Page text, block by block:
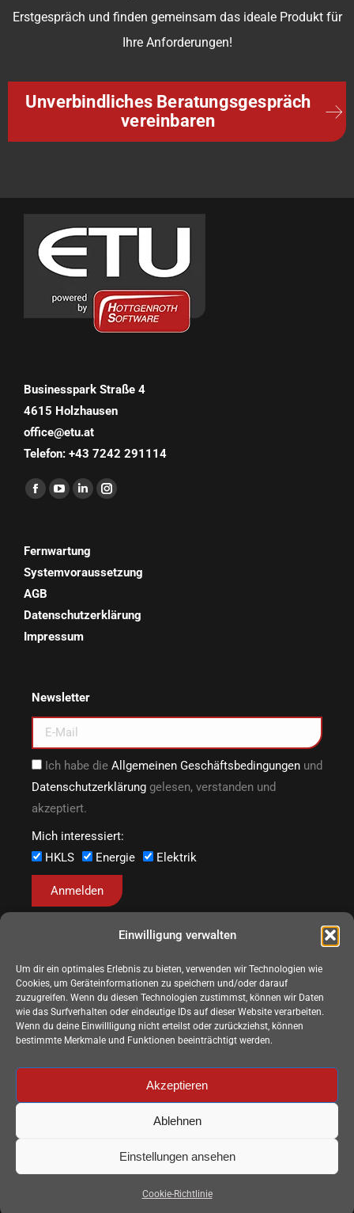
Einwilligung verwalten
Um dir ein optimales Erlebnis zu bieten, verwenden wir Technologien wie
Cookies, um Geräteinformationen zu speichern und/oder darauf
zuzugreifen. Wenn du diesen Technologien zustimmst, können wir Daten
wie das Surfverhalten oder eindeutige IDs auf dieser Website verarbeiten.
Wenn du deine Einwillligung nicht erteilst oder zurückziehst, können
bestimmte Merkmale und Funktionen beeinträchtigt werden.
Akzeptieren
Ablehnen
Einstellungen ansehen
Cookie-Richtlinie
Erstgespräch und finden gemeinsam das ideale Produkt für
Ihre Anforderungen!
Unverbindliches Beratungsgespräch
vereinbaren
Businesspark Straße 4
4615 Holzhausen
office@etu.at
Telefon: +43 7242 291114
Finden Sie uns auf:
Fernwartung
Systemvoraussetzung
AGB
Datenschutzerklärung
Impressum
Newsletter
Ich habe die Allgemeinen Geschäftsbedingungen und
Datenschutzerklärung gelesen, verstanden und
akzeptiert.
Mich interessiert:
HKLS
Energie Elektrik
Anmelden
© Copyright 2026 ETU GmbH